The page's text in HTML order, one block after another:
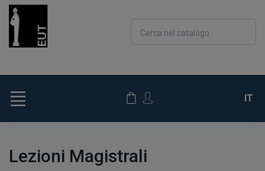
Cerca nel catalogo
IT
Lezioni Magistrali